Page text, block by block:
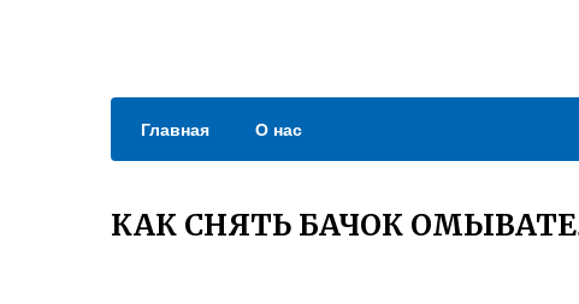
Главная О нас
КАК СНЯТЬ БАЧОК